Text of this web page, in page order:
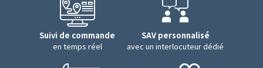
Suivi de commande
en temps réel
SAV personnalisé
avec un interlocuteur dédié